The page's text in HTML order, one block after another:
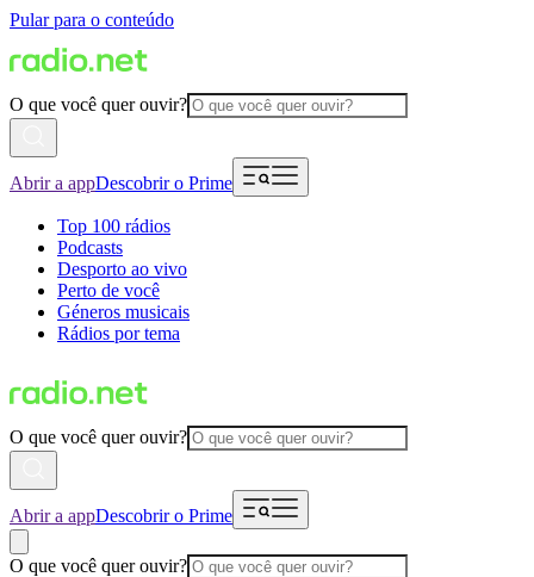
Pular para o conteúdo
O que você quer ouvir?
Abrir a appDescobrir o Prime
Top 100 rádios
Podcasts
Desporto ao vivo
Perto de você
Géneros musicais
Rádios por tema
O que você quer ouvir?
Abrir a appDescobrir o Prime
O que você quer ouvir?